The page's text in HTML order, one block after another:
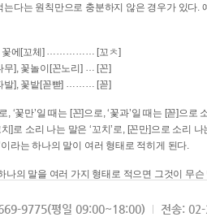
다는 원칙만으로 충분하지 않은 경우가 있다.
에[꼬체] …………… [꼬ㅊ]
무], 꽃놀이[꼰노리] … [꼰]
발], 꽃밭[꼳빧] ……… [꼳]
, ‘꽃만’일 때는 [꼰]으로, ‘꽃과’일 때는 [꼳]으
[꼰만]으로 소리 나는 말은 ‘꼰만’으로, [꼳꽈]로 소리 나는 말
이라는 하나의 말이 여러 형태로 적히게 된다.
나의 말을 여러 가지 형태로 적으면 그것이 무
는 데 효과적이다.
9775(평일 09:00~18:00) 전송: